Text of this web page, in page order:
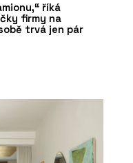
říká
firmy na
trvá jen pár